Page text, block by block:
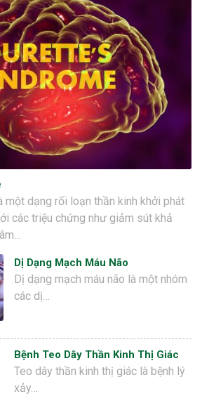
một dạng rối loạn thần kinh khởi phát
các triệu chứng như giảm sút khả
Dị Dạng Mạch Máu Não
Dị dạng mạch máu não là một nhóm
các dị…
Bệnh Teo Dây Thần Kinh Thị Giác
Teo dây thần kinh thị giác là bệnh lý
xảy…